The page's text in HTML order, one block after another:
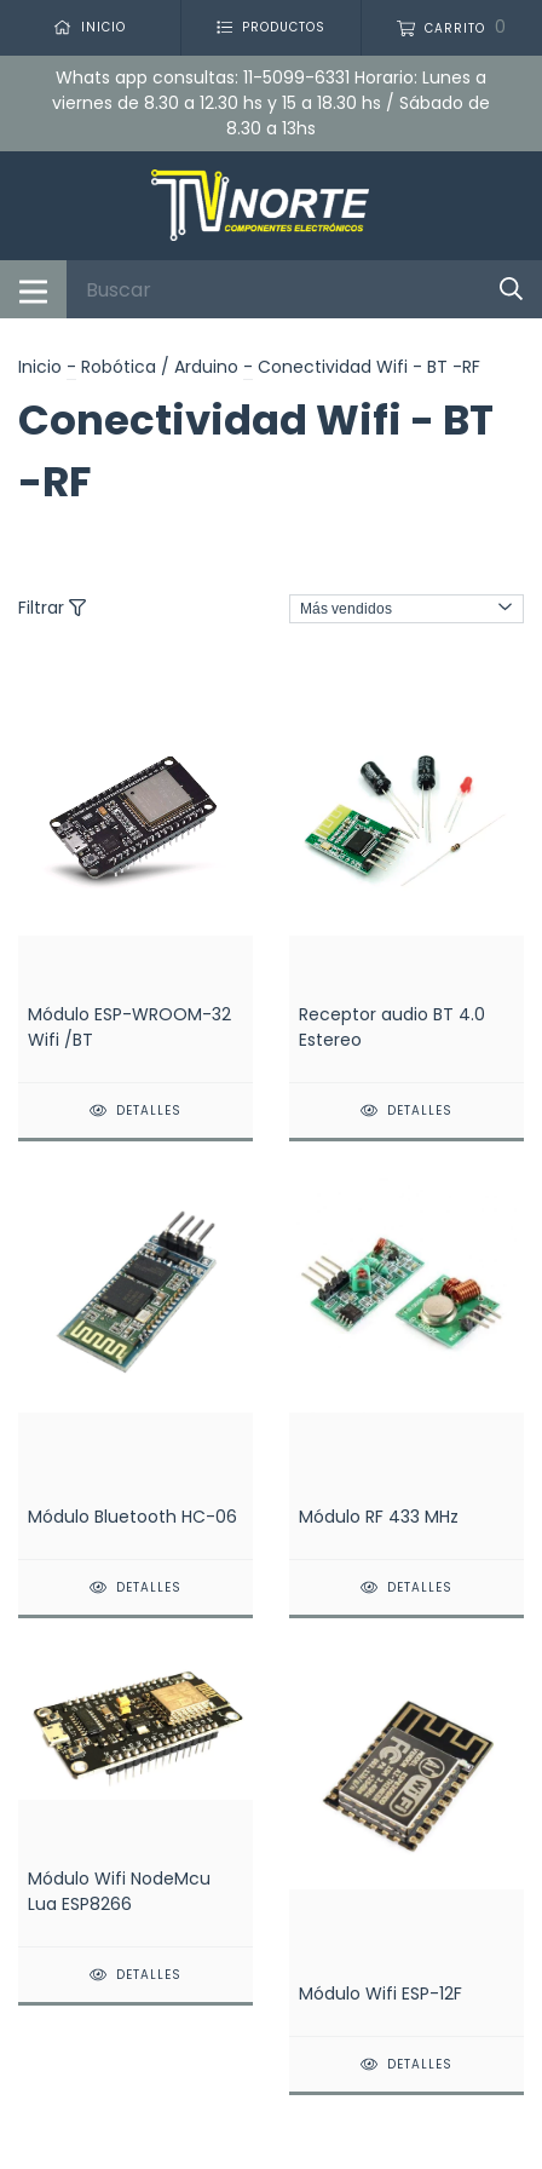
INICIO PRODUCTOS CARRITO 0
Whats app consultas: 11-5099-6331 Horario: Lunes a
viernes de 8.30 a 12.30 hs y 15 a 18.30 hs / Sábado de
8.30 a 13hs
Inicio - Robótica / Arduino - Conectividad Wifi - BT -RF
Conectividad Wifi - BT
-RF
Filtrar
Módulo ESP-WROOM-32
Wifi /BT
DETALLES
Receptor audio BT 4.0
Estereo
DETALLES
Módulo Bluetooth HC-06
DETALLES
Módulo RF 433 MHz
DETALLES
Módulo Wifi NodeMcu
Lua ESP8266
DETALLES
Módulo Wifi ESP-12F
DETALLES